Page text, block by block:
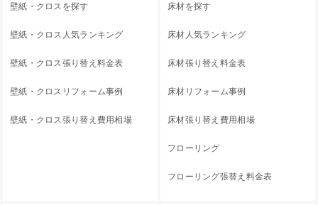
壁紙・クロスを探す
壁紙・クロス人気ランキング
壁紙・クロス張り替え料金表
壁紙・クロスリフォーム事例
壁紙・クロス張り替え費用相場
床材を探す
床材人気ランキング
床材張り替え料金表
床材リフォーム事例
床材張り替え費用相場
フローリング
フローリング張替え料金表